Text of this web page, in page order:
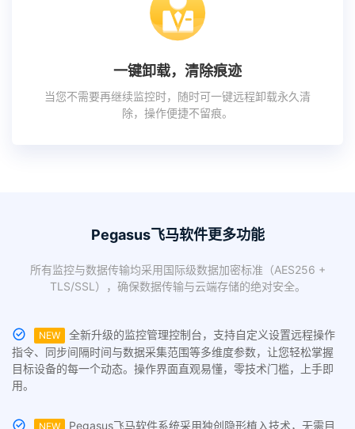
一键卸载，清除痕迹
当您不需要再继续监控时，随时可一键远程卸载永久清
除，操作便捷不留痕。
Pegasus飞马软件更多功能
所有监控与数据传输均采用国际级数据加密标准（AES256 +
TLS/SSL），确保数据传输与云端存储的绝对安全。
NEW
全新升级的监控管理控制台，支持自定义设置远程操作
指令、同步间隔时间与数据采集范围等多维度参数，让您轻松掌握
目标设备的每一个动态。操作界面直观易懂，零技术门槛，上手即
用。
NEW
Pegasus飞马软件系统采用独创隐形植入技术，无需目